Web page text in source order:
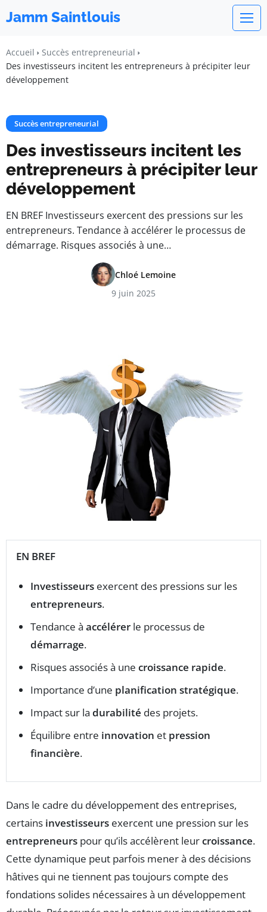
Jamm Saintlouis
Accueil
Succès entrepreneurial
Des investisseurs incitent les entrepreneurs à précipiter leur
développement
Succès entrepreneurial
Des investisseurs incitent les
entrepreneurs à précipiter leur
développement
EN BREF Investisseurs exercent des pressions sur les
entrepreneurs. Tendance à accélérer le processus de
démarrage. Risques associés à une…
Chloé Lemoine
9 juin 2025
EN BREF
Investisseurs exercent des pressions sur les
entrepreneurs.
Tendance à accélérer le processus de
démarrage.
Risques associés à une croissance rapide.
Importance d’une planification stratégique.
Impact sur la durabilité des projets.
Équilibre entre innovation et pression
financière.
Dans le cadre du développement des entreprises,
certains investisseurs exercent une pression sur les
entrepreneurs pour qu’ils accélèrent leurcroissance.
Cette dynamique peut parfois mener à des décisions
hâtives qui ne tiennent pas toujours compte des
fondations solides nécessaires à un développement